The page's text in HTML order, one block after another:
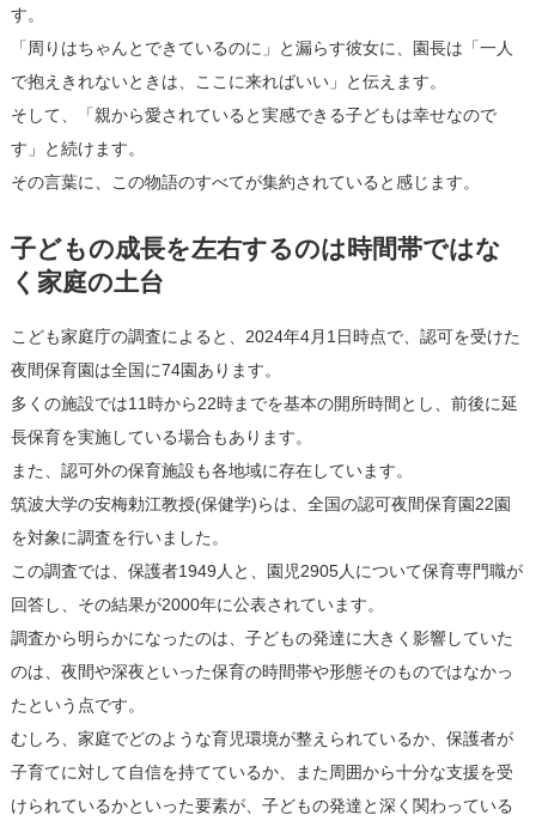
す。
「周りはちゃんとできているのに」と漏らす彼女に、園長は「一人
で抱えきれないときは、ここに来ればいい」と伝えます。
そして、「親から愛されていると実感できる子どもは幸せなので
す」と続けます。
その言葉に、この物語のすべてが集約されていると感じます。
子どもの成長を左右するのは時間帯ではな
く家庭の土台
こども家庭庁の調査によると、2024年4月1日時点で、認可を受けた
夜間保育園は全国に74園あります。
多くの施設では11時から22時までを基本の開所時間とし、前後に延
長保育を実施している場合もあります。
また、認可外の保育施設も各地域に存在しています。
筑波大学の安梅勅江教授(保健学)らは、全国の認可夜間保育園22園
を対象に調査を行いました。
この調査では、保護者1949人と、園児2905人について保育専門職が
回答し、その結果が2000年に公表されています。
調査から明らかになったのは、子どもの発達に大きく影響していた
のは、夜間や深夜といった保育の時間帯や形態そのものではなかっ
たという点です。
むしろ、家庭でどのような育児環境が整えられているか、保護者が
子育てに対して自信を持てているか、また周囲から十分な支援を受
けられているかといった要素が、子どもの発達と深く関わっている